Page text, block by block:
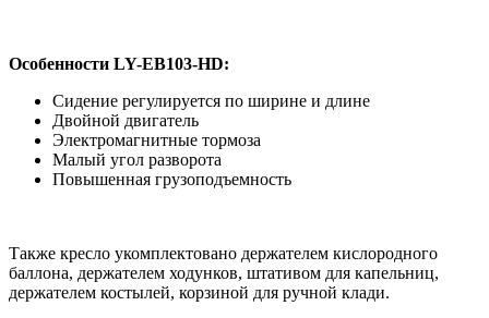
Особенности LY-EB103-HD:
Сидение регулируется по ширине и длине
Двойной двигатель
Электромагнитные тормоза
Малый угол разворота
Повышенная грузоподъемность
Также кресло укомплектовано держателем кислородного
баллона, держателем ходунков, штативом для капельниц,
держателем костылей, корзиной для ручной клади.